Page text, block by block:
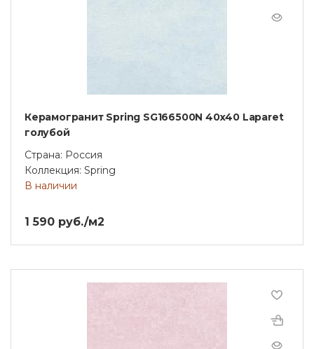
Керамогранит Spring SG166500N 40х40 Laparet
голубой
Страна: Россия
Коллекция: Spring
В наличии
1 590 руб./м2